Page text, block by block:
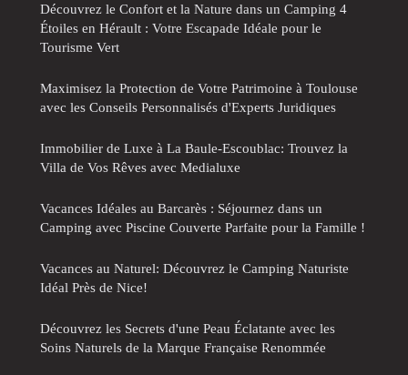
Découvrez le Confort et la Nature dans un Camping 4
Étoiles en Hérault : Votre Escapade Idéale pour le
Tourisme Vert
Maximisez la Protection de Votre Patrimoine à Toulouse
avec les Conseils Personnalisés d'Experts Juridiques
Immobilier de Luxe à La Baule-Escoublac: Trouvez la
Villa de Vos Rêves avec Medialuxe
Vacances Idéales au Barcarès : Séjournez dans un
Camping avec Piscine Couverte Parfaite pour la Famille !
Vacances au Naturel: Découvrez le Camping Naturiste
Idéal Près de Nice!
Découvrez les Secrets d'une Peau Éclatante avec les
Soins Naturels de la Marque Française Renommée